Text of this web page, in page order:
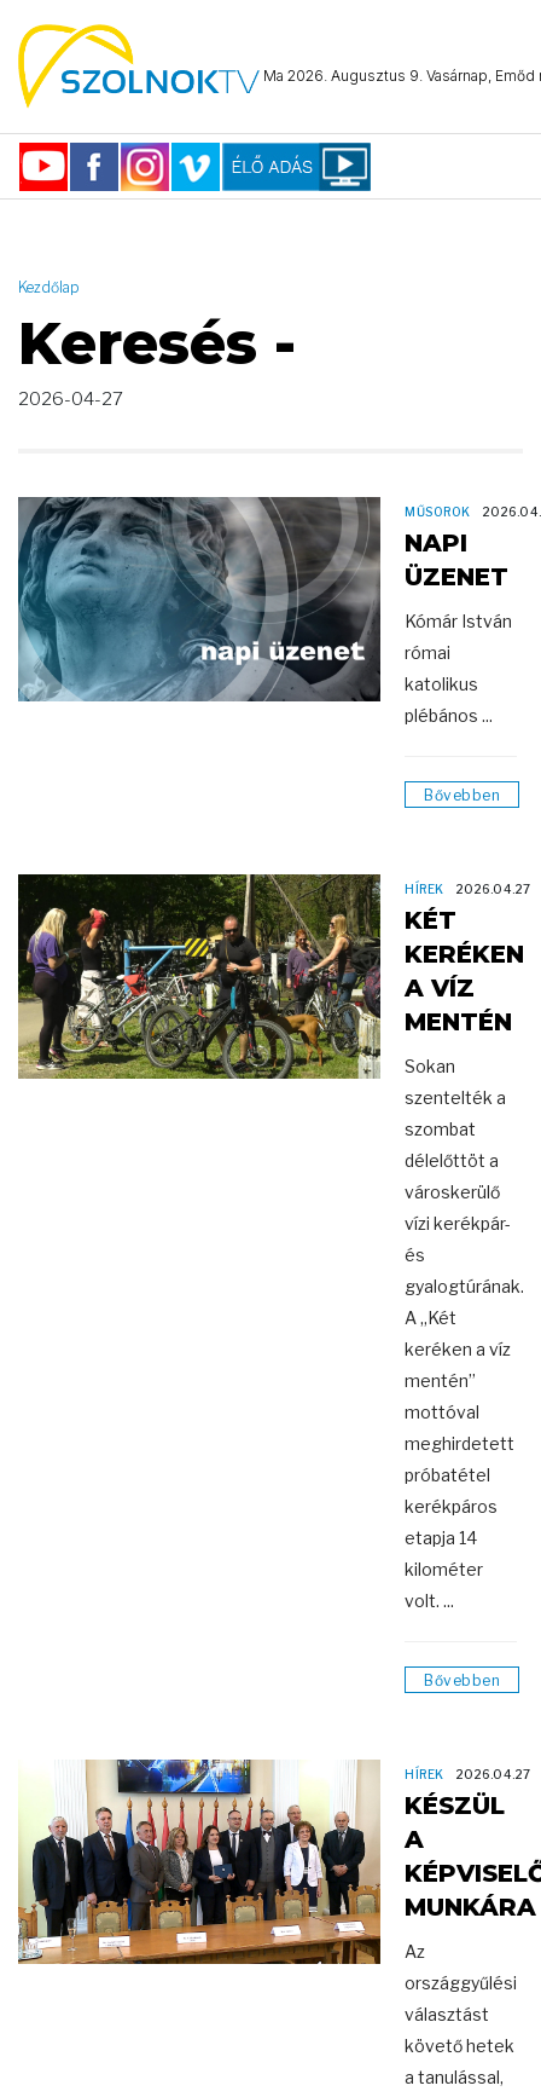
Ma 2026. Augusztus 9. Vasárnap, Emőd
"2026-04-27 23:59:59" )
Kezdőlap
Keresés -
2026-04-27
MŰSOROK
NAPI
ÜZENET
Kómár István
római
katolikus
plébános ...
Bővebben
HÍREK 2026.04.27
KÉT
KERÉKEN
A VÍZ
MENTÉN
Sokan
szentelték a
szombat
délelőttöt a
városkerülő
vízi kerékpár-
és
gyalogtúrának.
A „Két
keréken a víz
mentén”
mottóval
meghirdetett
próbatétel
kerékpáros
etapja 14
kilométer
volt. ...
Bővebben
HÍREK 2026.04.27
KÉSZÜL
A
MUNKÁRA
Az
országgyűlési
választást
követő hetek
a tanulással,